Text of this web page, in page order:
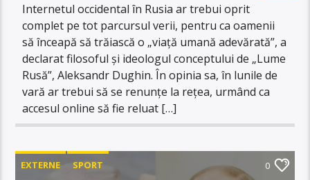
Internetul occidental în Rusia ar trebui oprit
complet pe tot parcursul verii, pentru ca oamenii
să înceapă să trăiască o „viață umană adevărată”, a
declarat filosoful și ideologul conceptului de „Lume
Rusă”, Aleksandr Dughin. În opinia sa, în lunile de
vară ar trebui să se renunțe la rețea, urmând ca
accesul online să fie reluat […]
EXTERNE SPORT 0